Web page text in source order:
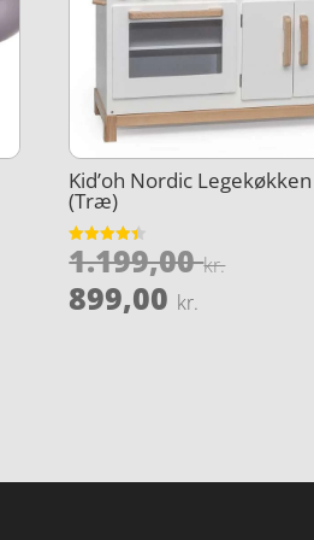
Kid’oh Nordic Legekøkken
(Træ)
Vurderet
1.199,00kr.Den
899,00 kr.